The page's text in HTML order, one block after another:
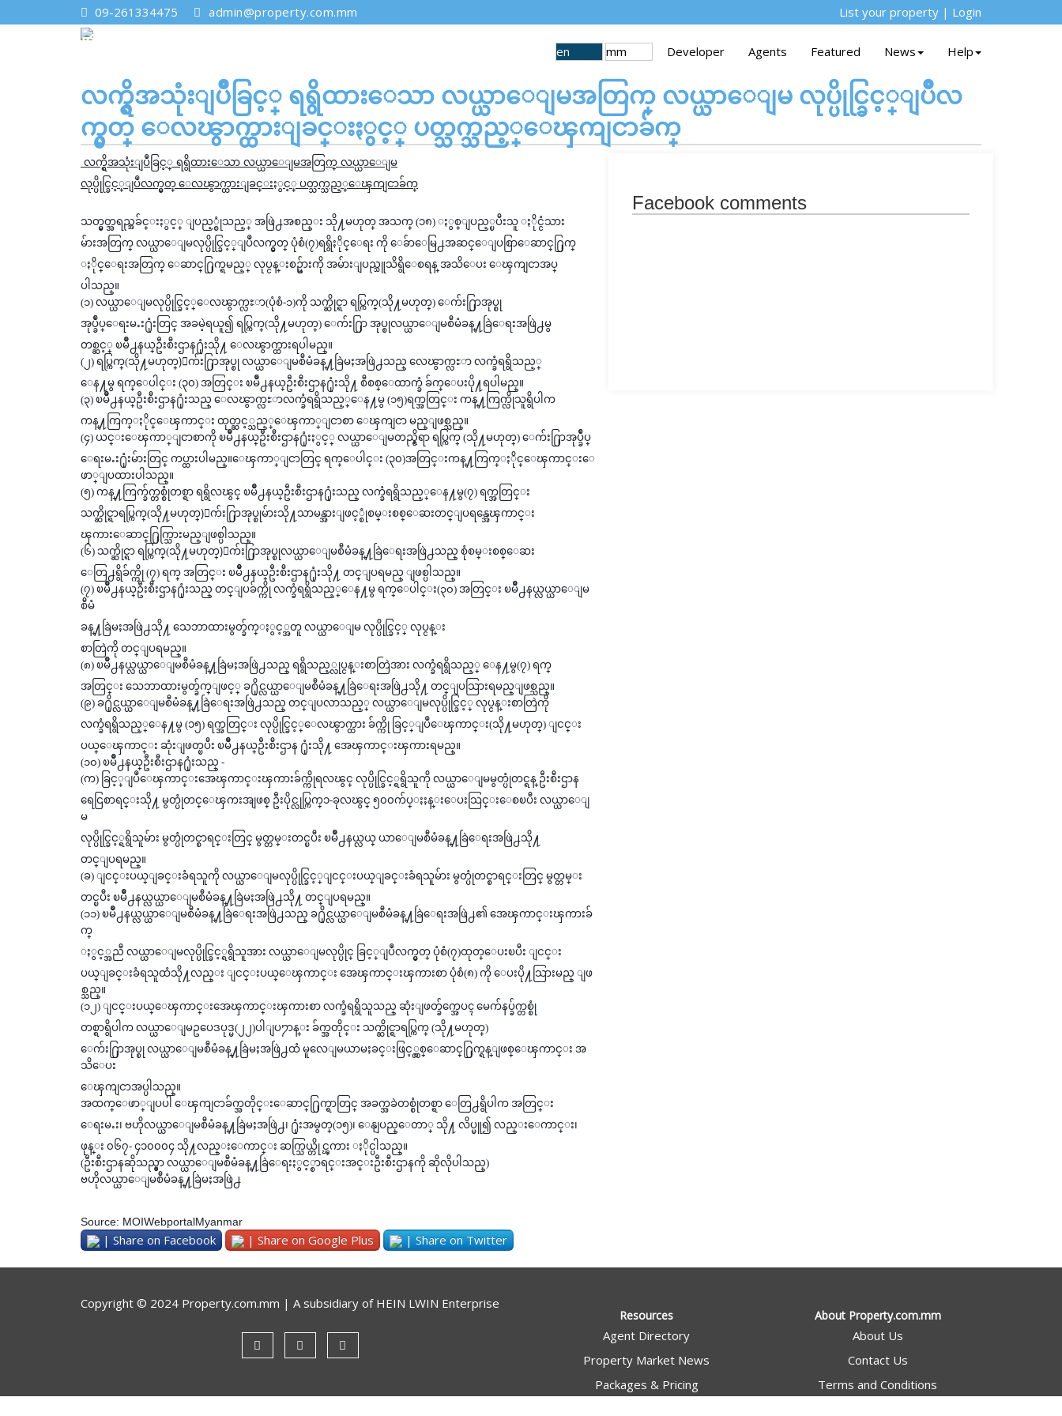
09-261334475 admin@property.com.mm List your property | Login
Developer Agents Featured News Help
en mm
လက္ရွိအသုံးျပဳခြင့္ ရရွိထားေသာ လယ္ယာေျမအတြက္ လယ္ယာေျမ လုပ္ပိုင္ခြင့္ျပဳလ
က္မွတ္ ေလၽွာက္ထားျခင္းႏွင့္ ပတ္သက္သည့္ေၾကျငာခ်က္
လက္ရွိအသုံးျပဳခြင့္ ရရွိထားေသာ လယ္ယာေျမအတြက္ လယ္ယာေျမ
လုပ္ပိုင္ခြင့္ျပဳလက္မွတ္ ေလၽွာက္ထားျခင္းႏွင့္ ပတ္သက္သည့္ေၾကျငာခ်က္
သတ္မွတ္အရည္အခ်င္းႏွင့္ ျပည့္စုံသည့္ အဖြဲ႕အစည္း သို႔မဟုတ္ အသက္ (၁၈) ႏွစ္ျပည့္ၿပီးသူ ႏိုင္ငံသား
မ်ားအတြက္ လယ္ယာေျမလုပ္ပိုင္ခြင့္ျပဳလက္မွတ္ ပုံစံ(၇)ရရွိႏိုင္ေရး ကို ေခ်ာေမြ႕အဆင္ေျပစြာေဆာင္႐ြက္
ႏိုင္ေရးအတြက္ ေဆာင္႐ြက္ရမည့္ လုပ္ငန္းစဥ္မ်ားကို အမ်ားျပည္သူသိရွိေစရန္ အသိေပး ေၾကျငာအပ္
ပါသည္။
(၁) လယ္ယာေျမလုပ္ပိုင္ခြင့္ေလၽွာက္လႊာ(ပုံစံ-၁)ကို သက္ဆိုင္ရာ ရပ္ကြက္(သို႔မဟုတ္) ေက်း႐ြာအုပ္စု
အုပ္ခ်ဳပ္ေရးမႉး႐ုံးတြင္ အခမဲ့ရယူ၍ ရပ္ကြက္(သို႔မဟုတ္) ေက်း႐ြာ အုပ္စုလယ္ယာေျမစီမံခန္႔ခြဲေရးအဖြဲ႕မွ
တစ္ဆင့္ ၿမိဳ႕နယ္ဦးစီးဌာန႐ုံးသို႔ ေလၽွာက္ထားရပါမည္။
(၂) ရပ္ကြက္(သို႔မဟုတ္)ေက်း႐ြာအုပ္စု လယ္ယာေျမစီမံခန္႔ခြဲမႈအဖြဲ႕သည္ ေလၽွာက္လႊာ လက္ခံရရွိသည့္
ေန႔မွ ရက္ေပါင္း (၃၀) အတြင္း ၿမိဳ႕နယ္ဦးစီးဌာန႐ုံးသို႔ စီစစ္ေထာက္ခံ ခ်က္ေပးပို႔ရပါမည္။
(၃) ၿမိဳ႕နယ္ဦးစီးဌာန႐ုံးသည္ ေလၽွာက္လႊာလက္ခံရရွိသည့္ေန႔မွ (၁၅)ရက္အတြင္း ကန္႔ကြက္လိုသူရွိပါက
ကန္႔ကြက္ႏိုင္ေၾကာင္း ထုတ္ဆင့္သည့္ေၾကာ္ျငာစာ ေၾကျငာ မည္ျဖစ္သည္။
(၄) ယင္းေၾကာ္ျငာစာကို ၿမိဳ႕နယ္ဦးစီးဌာန႐ုံးႏွင့္ လယ္ယာေျမတည္ရွိရာ ရပ္ကြက္ (သို႔မဟုတ္) ေက်း႐ြာအုပ္ခ်ဳပ္
ေရးမႉး႐ုံးမ်ားတြင္ ကပ္ထားပါမည္။ေၾကာ္ျငာတြင္ ရက္ေပါင္း (၃၀)အတြင္းကန္႔ကြက္ႏိုင္ေၾကာင္းေ
ဖာ္ျပထားပါသည္။
(၅) ကန္႔ကြက္ခ်က္တစ္စုံတစ္ရာ ရရွိလၽွင္ ၿမိဳ႕နယ္ဦးစီးဌာန႐ုံးသည္ လက္ခံရရွိသည့္ေန႔မွ(၇) ရက္အတြင္း
သက္ဆိုင္ရာရပ္ကြက္(သို႔မဟုတ္)ေက်း႐ြာအုပ္စုမ်ားသို႔သာမန္အားျဖင့္စုံစမ္းစစ္ေဆးတင္ျပရန္အေၾကာင္း
ၾကားေဆာင္႐ြက္သြားမည္ျဖစ္ပါသည္။
(၆) သက္ဆိုင္ရာ ရပ္ကြက္(သို႔မဟုတ္)ေက်း႐ြာအုပ္စုလယ္ယာေျမစီမံခန္႔ခြဲေရးအဖြဲ႕သည္ စုံစမ္းစစ္ေဆး
ေတြ႕ရွိခ်က္ကို (၇) ရက္ အတြင္း ၿမိဳ႕နယ္ဦးစီးဌာန႐ုံးသို႔ တင္ျပရမည္ ျဖစ္ပါသည္။
(၇) ၿမိဳ႕နယ္ဦးစီးဌာန႐ုံးသည္ တင္ျပခ်က္ကို လက္ခံရရွိသည့္ေန႔မွ ရက္ေပါင္း(၃၀) အတြင္း ၿမိဳ႕နယ္လယ္ယာေျမ
စီမံ
ခန္႔ခြဲမႈအဖြဲ႕သို႔ သေဘာထားမွတ္ခ်က္ႏွင့္အတူ လယ္ယာေျမ လုပ္ပိုင္ခြင့္ လုပ္ငန္း
စာတြဲကို တင္ျပရမည္။
(၈) ၿမိဳ႕နယ္လယ္ယာေျမစီမံခန္႔ခြဲမႈအဖြဲ႕သည္ ရရွိသည့္လုပ္ငန္းစာတြဲအား လက္ခံရရွိသည့္ ေန႔မွ(၇) ရက္
အတြင္း သေဘာထားမွတ္ခ်က္ျဖင့္ ခ႐ိုင္လယ္ယာေျမစီမံခန္႔ခြဲေရးအဖြဲ႕သို႔ တင္ျပသြားရမည္ျဖစ္သည္။
(၉) ခ႐ိုင္လယ္ယာေျမစီမံခန္႔ခြဲေရးအဖြဲ႕သည္ တင္ျပလာသည့္ လယ္ယာေျမလုပ္ပိုင္ခြင့္ လုပ္ငန္းစာတြဲကို
လက္ခံရရွိသည့္ေန႔မွ (၁၅) ရက္အတြင္း လုပ္ပိုင္ခြင့္ေလၽွာက္ထား ခ်က္ကို ခြင့္ျပဳေၾကာင္း(သို႔မဟုတ္) ျငင္း
ပယ္ေၾကာင္း ဆုံးျဖတ္ၿပီး ၿမိဳ႕နယ္ဦးစီးဌာန ႐ုံးသို႔ အေၾကာင္းၾကားရမည္။
(၁၀) ၿမိဳ႕နယ္ဦးစီးဌာန႐ုံးသည္ -
(က) ခြင့္ျပဳေၾကာင္းအေၾကာင္းၾကားခ်က္ကိုရလၽွင္ လုပ္ပိုင္ခြင့္ရရွိသူကို လယ္ယာေျမမွတ္ပုံတင္ရန္ ဦးစီးဌာန
ရေငြစာရင္းသို႔ မွတ္ပုံတင္ေၾကးအျဖစ္ ဦးပိုင္လုပ္ကြက္၁-ခုလၽွင္ ၅၀၀က်ပ္ႏႈန္းေပးသြင္းေစၿပီး လယ္ယာေျ
မ
လုပ္ပိုင္ခြင့္ရရွိသူမ်ား မွတ္ပုံတင္စာရင္းတြင္ မွတ္တမ္းတင္ၿပီး ၿမိဳ႕နယ္လယ္ ယာေျမစီမံခန္႔ခြဲေရးအဖြဲ႕သို႔
တင္ျပရမည္။
(ခ) ျငင္းပယ္ျခင္းခံရသူကို လယ္ယာေျမလုပ္ပိုင္ခြင့္ျငင္းပယ္ျခင္းခံရသူမ်ား မွတ္ပုံတင္စာရင္းတြင္ မွတ္တမ္း
တင္ၿပီး ၿမိဳ႕နယ္လယ္ယာေျမစီမံခန္႔ခြဲမႈအဖြဲ႕သို႔ တင္ျပရမည္။
(၁၁) ၿမိဳ႕နယ္လယ္ယာေျမစီမံခန္႔ခြဲေရးအဖြဲ႕သည္ ခ႐ိုင္လယ္ယာေျမစီမံခန္႔ခြဲေရးအဖြဲ႕၏ အေၾကာင္းၾကားခ်
က္
ႏွင့္အညီ လယ္ယာေျမလုပ္ပိုင္ခြင့္ရရွိသူအား လယ္ယာေျမလုပ္ပိုင္ ခြင့္ျပဳလက္မွတ္ ပုံစံ(၇)ထုတ္ေပးၿပီး ျငင္း
ပယ္ျခင္းခံရသူထံသို႔လည္း ျငင္းပယ္ေၾကာင္း အေၾကာင္းၾကားစာ ပုံစံ(၈) ကို ေပးပို႔သြားမည္ ျဖ
စ္သည္။
(၁၂) ျငင္းပယ္ေၾကာင္းအေၾကာင္းၾကားစာ လက္ခံရရွိသူသည္ ဆုံးျဖတ္ခ်က္အေပၚ မေက်နပ္ခ်က္တစ္စုံ
တစ္ရာရွိပါက လယ္ယာေျမဥပေဒပုဒ္မ(၂၂)ပါျပ႒ာန္း ခ်က္အတိုင္း သက္ဆိုင္ရာရပ္ကြက္ (သို႔မဟုတ္)
ေက်း႐ြာအုပ္စု လယ္ယာေျမစီမံခန္႔ခြဲမႈအဖြဲ႕ထံ မူလေျမယာမႈခင္းဖြင့္လွစ္ေဆာင္႐ြက္ရန္ျဖစ္ေၾကာင္း အ
သိေပး
ေၾကျငာအပ္ပါသည္။
အထက္ေဖာ္ျပပါ ေၾကျငာခ်က္အတိုင္းေဆာင္႐ြက္ရာတြင္ အခက္အခဲတစ္စုံတစ္ရာ ေတြ႕ရွိပါက အတြင္း
ေရးမႉး၊ ဗဟိုလယ္ယာေျမစီမံခန္႔ခြဲမႈအဖြဲ႕၊ ႐ုံးအမွတ္(၁၅)၊ ေနျပည္ေတာ္ သို႔ လိပ္မူ၍ လည္းေကာင္း၊
ဖုန္း ၀၆၇- ၄၁၀၀၀၄ သို႔လည္းေကာင္း ဆက္သြယ္တိုင္ၾကား ႏိုင္ပါသည္။
(ဦးစီးဌာနဆိုသည္မွာ လယ္ယာေျမစီမံခန္႔ခြဲေရးႏွင့္စာရင္းအင္းဦးစီးဌာနကို ဆိုလိုပါသည္)
ဗဟိုလယ္ယာေျမစီမံခန္႔ခြဲမႈအဖြဲ႕
Source: MOIWebportalMyanmar
| Share on Facebook | Share on Google Plus | Share on Twitter
Facebook comments
Copyright © 2024 Property.com.mm | A subsidiary of HEIN LWIN Enterprise
Resources
Agent Directory
Property Market News
Packages & Pricing
About Property.com.mm
About Us
Contact Us
Terms and Conditions